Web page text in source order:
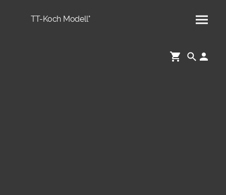
TT-Koch Modell°